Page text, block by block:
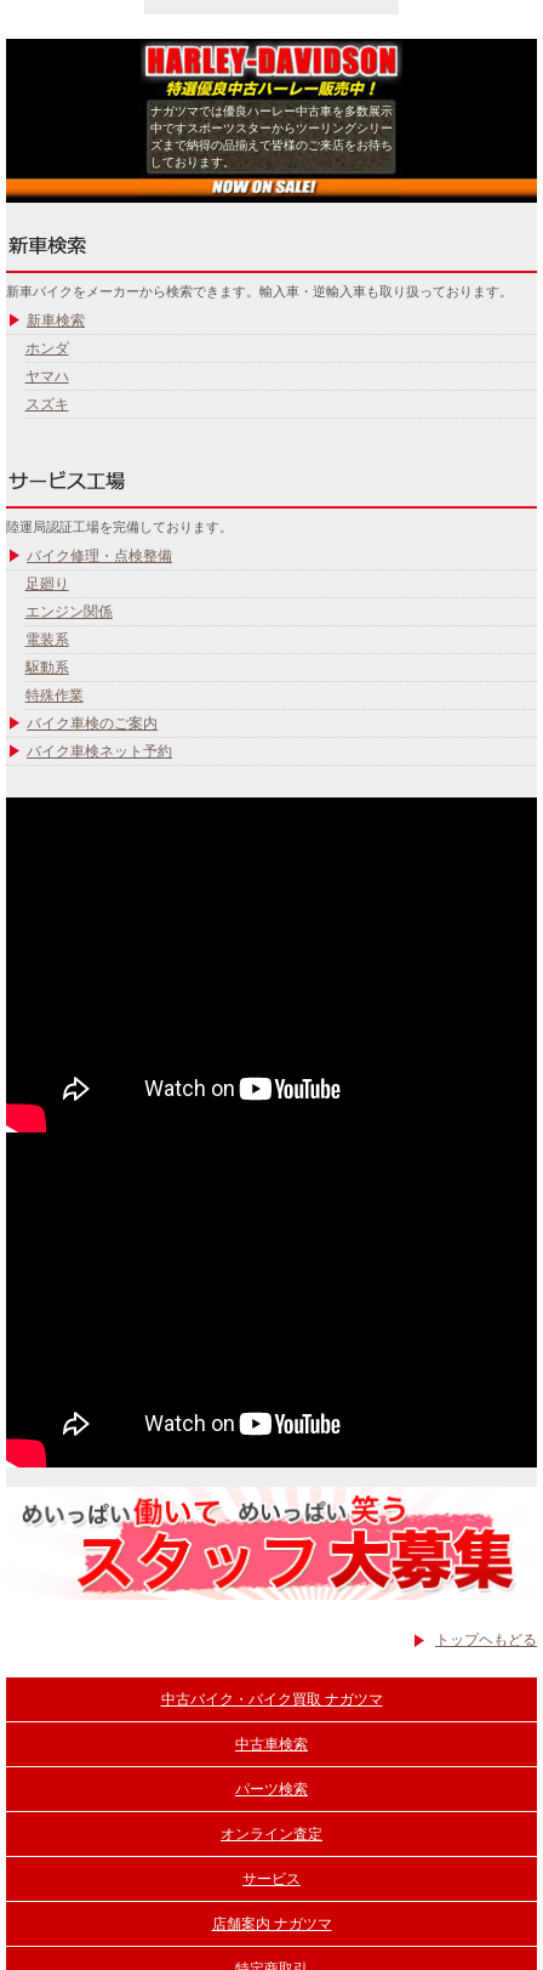
ナガツマでは優良ハーレー中古車を多数展示
中ですスポーツスターからツーリングシリー
ズまで納得の品揃えで皆様のご来店をお待ち
しております。
新車バイクをメーカーから検索できます。輸入車・逆輸入車も取り扱っております。
新車検索
ホンダ
ヤマハ
スズキ
陸運局認証工場を完備しております。
バイク修理・点検整備
足廻り
エンジン関係
電装系
駆動系
特殊作業
バイク車検のご案内
バイク車検ネット予約
トップヘもどる
中古バイク・バイク買取 ナガツマ
中古車検索
パーツ検索
オンライン査定
サービス
店舗案内 ナガツマ